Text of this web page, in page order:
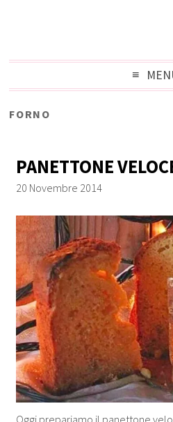
FORNO
PANETTONE
20 Novembre 2014